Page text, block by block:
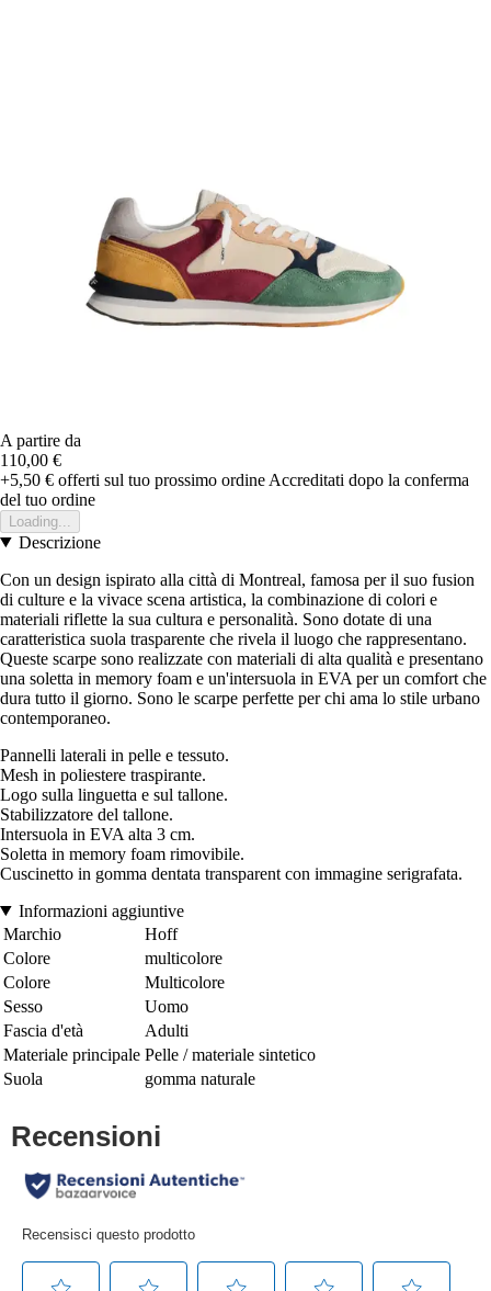
A partire da
110,00 €
+5,50 € offerti sul tuo prossimo ordine Accreditati dopo la conferma
del tuo ordine
Loading...
Descrizione
Con un design ispirato alla città di Montreal, famosa per il suo fusion
di culture e la vivace scena artistica, la combinazione di colori e
materiali riflette la sua cultura e personalità. Sono dotate di una
caratteristica suola trasparente che rivela il luogo che rappresentano.
Queste scarpe sono realizzate con materiali di alta qualità e presentano
una soletta in memory foam e un'intersuola in EVA per un comfort che
dura tutto il giorno. Sono le scarpe perfette per chi ama lo stile urbano
contemporaneo.
Pannelli laterali in pelle e tessuto.
Mesh in poliestere traspirante.
Logo sulla linguetta e sul tallone.
Stabilizzatore del tallone.
Intersuola in EVA alta 3 cm.
Soletta in memory foam rimovibile.
Cuscinetto in gomma dentata transparent con immagine serigrafata.
Informazioni aggiuntive
Marchio
Hoff
Colore
multicolore
Colore
Multicolore
Sesso
Uomo
Fascia d'età
Adulti
Materiale principale Pelle / materiale sintetico
Suola
gomma naturale